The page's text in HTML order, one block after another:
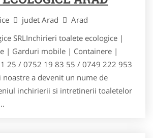
judet Arad
Arad
SRLInchirieri toalete ecologice |
| Garduri mobile | Containere |
25 / 0752 19 83 55 / 0749 222 953
noastre a devenit un nume de
inchirierii si intretinerii toaletelor